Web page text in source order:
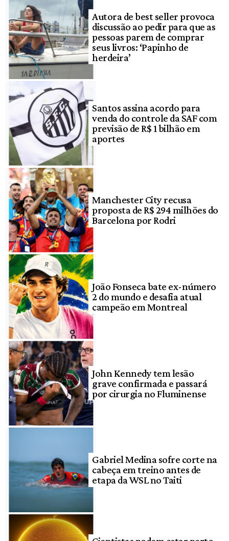
Autora de best seller provoca
discussão ao pedir para que as
pessoas parem de comprar
seus livros: ‘Papinho de
herdeira’
Santos assina acordo para
venda do controle da SAF com
previsão de R$ 1 bilhão em
aportes
Manchester City recusa
proposta de R$ 294 milhões do
Barcelona por Rodri
João Fonseca bate ex-número
2 do mundo e desafia atual
campeão em Montreal
John Kennedy tem lesão
grave confirmada e passará
por cirurgia no Fluminense
Gabriel Medina sofre corte na
cabeça em treino antes de
etapa da WSL no Taiti